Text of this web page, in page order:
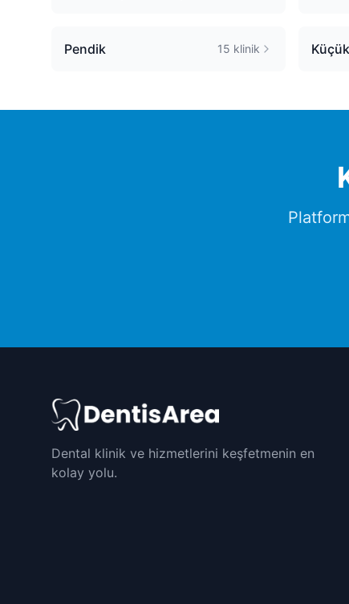
Pendik 15 klinik
Dental klinik ve hizmetlerini keşfetmenin en
kolay yolu.